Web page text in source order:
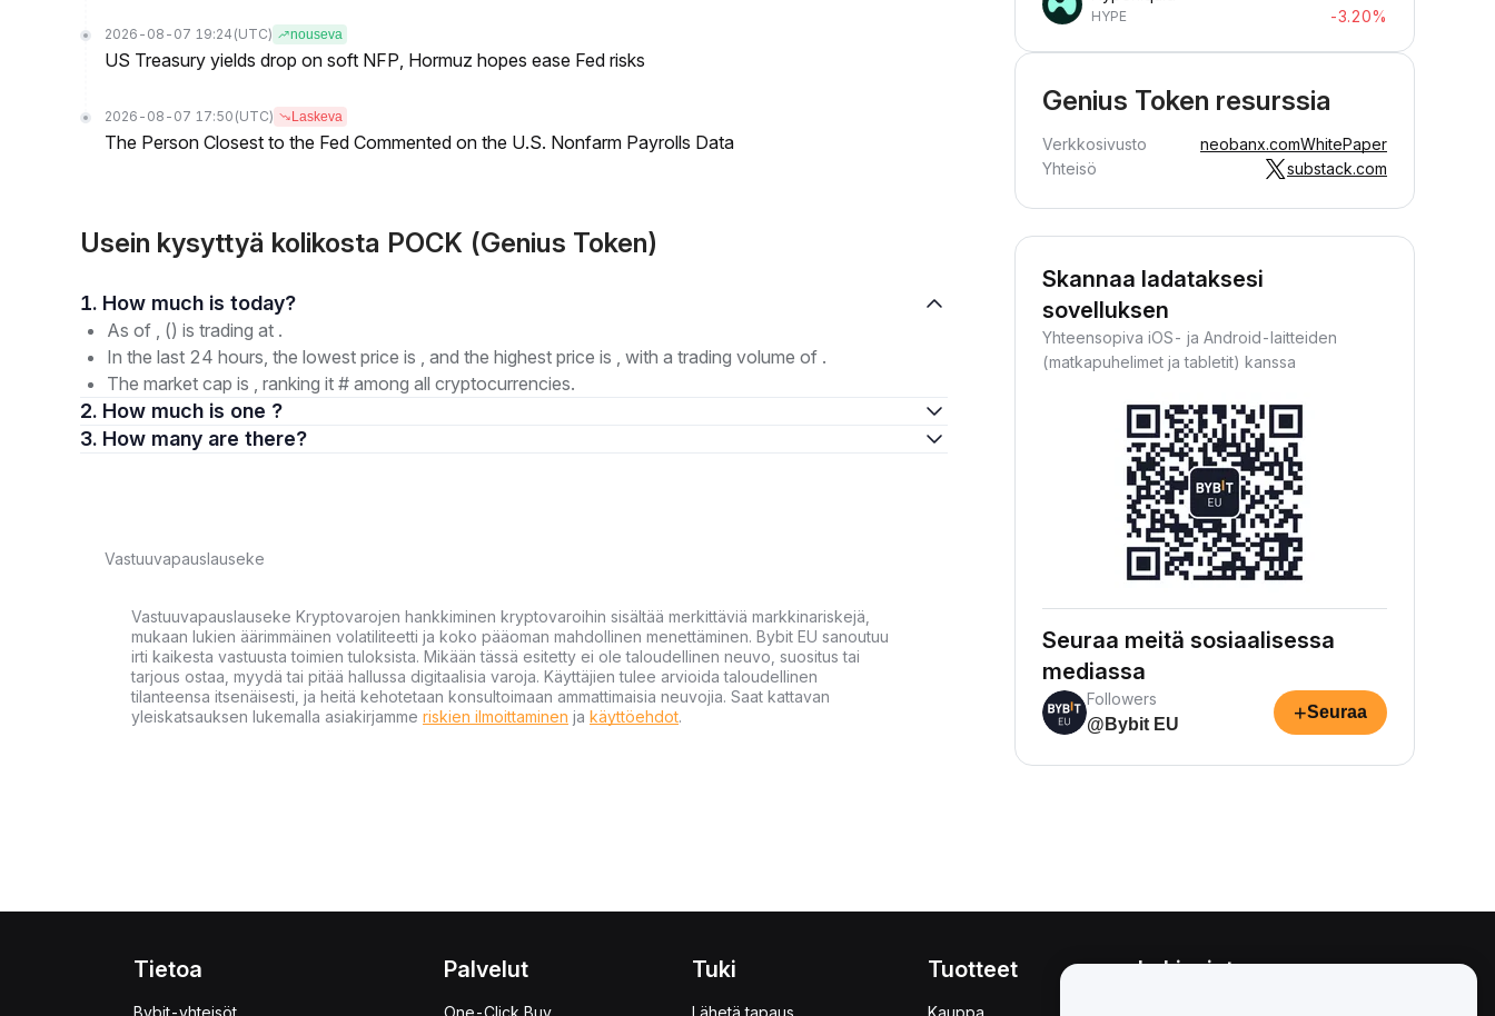
2026-08-07 19:24 (UTC) nouseva
US Treasury yields drop on soft NFP, Hormuz hopes ease Fed risks
2026-08-07 17:50 (UTC) Laskeva
The Person Closest to the Fed Commented on the U.S. Nonfarm Payrolls Data
Usein kysyttyä kolikosta POCK (Genius Token)
1. How much is today?
As of , () is trading at .
In the last 24 hours, the lowest price is , and the highest price is , with a trading volume of .
The market cap is , ranking it # among all cryptocurrencies.
2. How much is one ?
3. How many are there?
Vastuuvapauslauseke
Vastuuvapauslauseke Kryptovarojen hankkiminen kryptovaroihin sisältää merkittäviä markkinariskejä,
mukaan lukien äärimmäinen volatiliteetti ja koko pääoman mahdollinen menettäminen. Bybit EU sanoutuu
irti kaikesta vastuusta toimien tuloksista. Mikään tässä esitetty ei ole taloudellinen neuvo, suositus tai
tarjous ostaa, myydä tai pitää hallussa digitaalisia varoja. Käyttäjien tulee arvioida taloudellinen
tilanteensa itsenäisesti, ja heitä kehotetaan konsultoimaan ammattimaisia neuvojia. Saat kattavan
yleiskatsauksen lukemalla asiakirjamme riskien ilmoittaminen ja käyttöehdot.
HYPE
-3.20%
Genius Token resurssia
Verkkosivusto neobanx.comWhitePaper
Yhteisö
substack.com
Skannaa ladataksesi
sovelluksen
Yhteensopiva iOS- ja Android-laitteiden
(matkapuhelimet ja tabletit) kanssa
Seuraa meitä sosiaalisessa
mediassa
Followers
@Bybit EU
+Seuraa
Tietoa
Bybit-yhteisöt
Palvelut
One-Click Buy
Tuki
Lähetä tapaus
Tuotteet
Kauppa
Lakiasiat